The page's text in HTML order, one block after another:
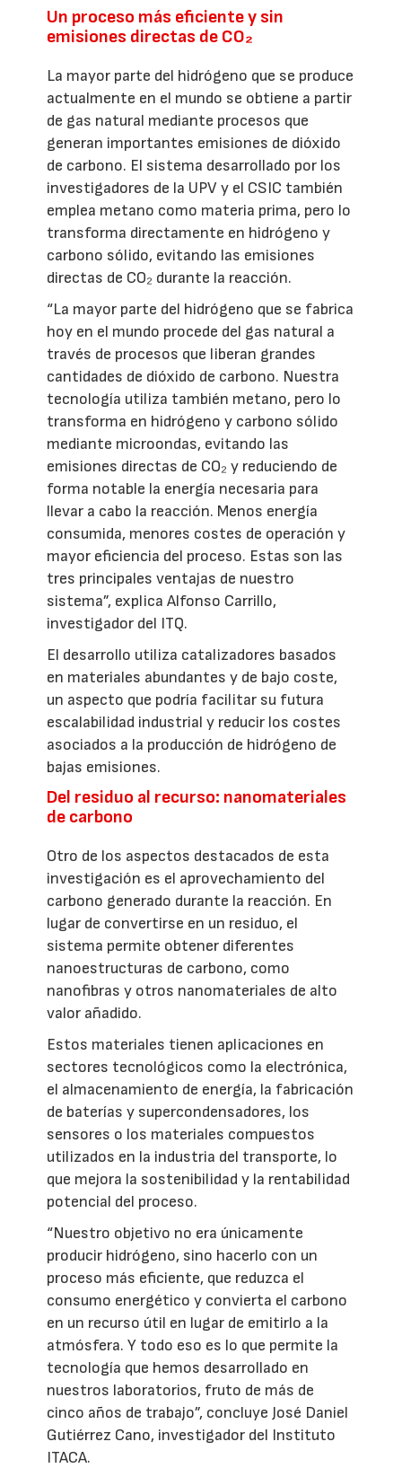
Un proceso más eficiente y sin
emisiones directas de CO₂
La mayor parte del hidrógeno que se produce
actualmente en el mundo se obtiene a partir
de gas natural mediante procesos que
generan importantes emisiones de dióxido
de carbono. El sistema desarrollado por los
investigadores de la UPV y el CSIC también
emplea metano como materia prima, pero lo
transforma directamente en hidrógeno y
carbono sólido, evitando las emisiones
directas de CO₂ durante la reacción.
“La mayor parte del hidrógeno que se fabrica
hoy en el mundo procede del gas natural a
través de procesos que liberan grandes
cantidades de dióxido de carbono. Nuestra
tecnología utiliza también metano, pero lo
transforma en hidrógeno y carbono sólido
mediante microondas, evitando las
emisiones directas de CO₂ y reduciendo de
forma notable la energía necesaria para
llevar a cabo la reacción. Menos energía
consumida, menores costes de operación y
mayor eficiencia del proceso. Estas son las
tres principales ventajas de nuestro
sistema”, explica Alfonso Carrillo,
investigador del ITQ.
El desarrollo utiliza catalizadores basados
en materiales abundantes y de bajo coste,
un aspecto que podría facilitar su futura
escalabilidad industrial y reducir los costes
asociados a la producción de hidrógeno de
bajas emisiones.
Del residuo al recurso: nanomateriales
de carbono
Otro de los aspectos destacados de esta
investigación es el aprovechamiento del
carbono generado durante la reacción. En
lugar de convertirse en un residuo, el
sistema permite obtener diferentes
nanoestructuras de carbono, como
nanofibras y otros nanomateriales de alto
valor añadido.
Estos materiales tienen aplicaciones en
sectores tecnológicos como la electrónica,
el almacenamiento de energía, la fabricación
de baterías y supercondensadores, los
sensores o los materiales compuestos
utilizados en la industria del transporte, lo
que mejora la sostenibilidad y la rentabilidad
potencial del proceso.
“Nuestro objetivo no era únicamente
producir hidrógeno, sino hacerlo con un
proceso más eficiente, que reduzca el
consumo energético y convierta el carbono
en un recurso útil en lugar de emitirlo a la
atmósfera. Y todo eso es lo que permite la
tecnología que hemos desarrollado en
nuestros laboratorios, fruto de más de
cinco años de trabajo”, concluye José Daniel
Gutiérrez Cano, investigador del Instituto
ITACA.